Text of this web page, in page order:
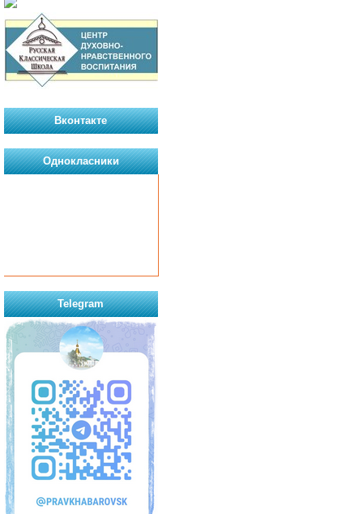
Вконтакте
Однокласники
Telegram